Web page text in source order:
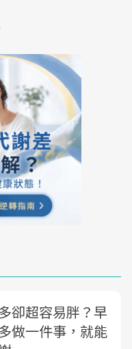
卻超容易胖？早
做一件事，就能